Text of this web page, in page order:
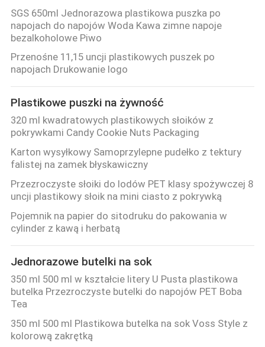
SGS 650ml Jednorazowa plastikowa puszka po
napojach do napojów Woda Kawa zimne napoje
bezalkoholowe Piwo
Przenośne 11,15 uncji plastikowych puszek po
napojach Drukowanie logo
Plastikowe puszki na żywność
320 ml kwadratowych plastikowych słoików z
pokrywkami Candy Cookie Nuts Packaging
Karton wysyłkowy Samoprzylepne pudełko z tektury
falistej na zamek błyskawiczny
Przezroczyste słoiki do lodów PET klasy spożywczej 8
uncji plastikowy słoik na mini ciasto z pokrywką
Pojemnik na papier do sitodruku do pakowania w
cylinder z kawą i herbatą
Jednorazowe butelki na sok
350 ml 500 ml w kształcie litery U Pusta plastikowa
butelka Przezroczyste butelki do napojów PET Boba
Tea
350 ml 500 ml Plastikowa butelka na sok Voss Style z
kolorową zakrętką